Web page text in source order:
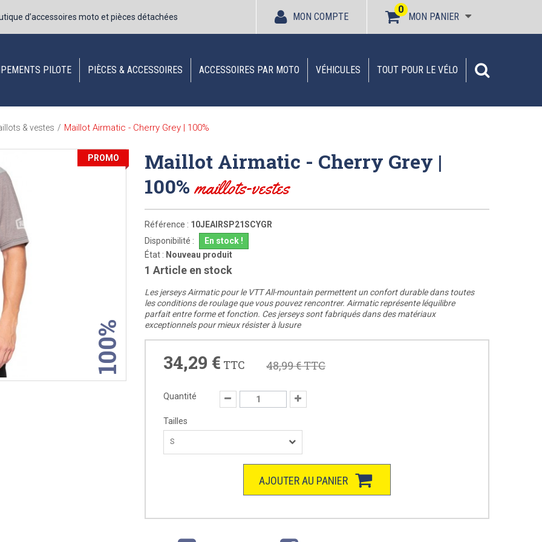
d’accessoires moto et pièces détachées MON PANIER
0
MON COMPTE
PILOTE PIÈCES & ACCESSOIRES ACCESSOIRES PAR MOTO VÉHICULES TOUT POUR LE VÉLO
& vestes / Maillot Airmatic - Cherry Grey | 100%
PROMO
100%
Maillot Airmatic - Cherry Grey |
100%maillots-vestes
Référence : 10JEAIRSP21SCYGR
Disponibilité :
En stock !
État : Nouveau produit
1 Article en stock
Les jerseys Airmatic pour le VTT All-mountain permettent un confort durable dans toutes
les conditions de roulage que vous pouvez rencontrer. Airmatic représente léquilibre
parfait entre forme et fonction. Ces jerseys sont fabriqués dans des matériaux
exceptionnels pour mieux résister à lusure
34,29 € TTC 48,99 €TTC
Quantité
Tailles
S
AJOUTER AU PANIER